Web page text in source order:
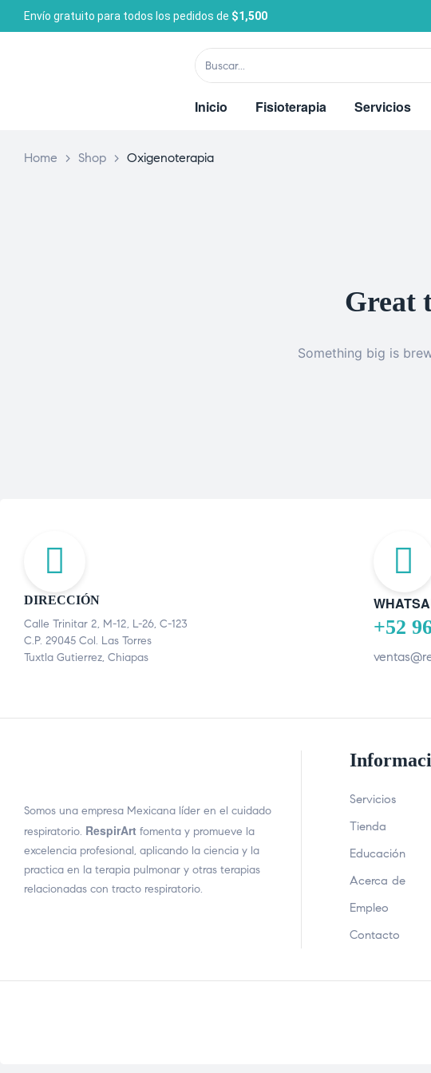
Envío gratuito para todos los pedidos de $1,500
Inicio Fisioterapia Servicios
Home > Shop > Oxigenoterapia
Great
Something big is
DIRECCIÓN
Calle Trinitar 2, M-12, L-26, C-123
C.P. 29045 Col. Las Torres
Tuxtla Gutierrez, Chiapas
+52
Somos una empresa Mexicana líder en el cuidado
respiratorio. RespirArt fomenta y promueve la
excelencia profesional, aplicando la ciencia y la
practica en la terapia pulmonar y otras terapias
relacionadas con tracto respiratorio.
Servicios
Tienda
Educación
Acerca de
Empleo
Contacto